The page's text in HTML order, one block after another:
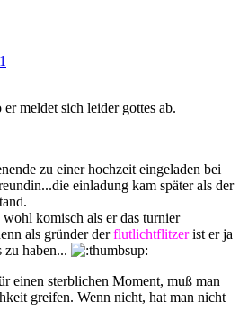
er meldet sich leider gottes ab.
zu einer hochzeit eingeladen bei
einladung kam später als der
wohl komisch als er das turnier
als gründer derflutlichtflitzerist er ja
zu haben...
einen sterblichen Moment, muß man
greifen. Wenn nicht, hat man nicht